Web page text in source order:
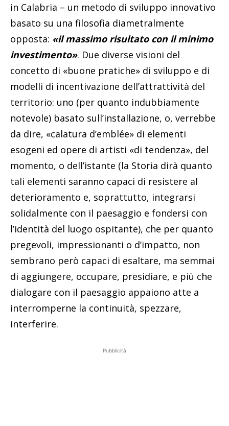
in Calabria – un metodo di sviluppo innovativo
basato su una filosofia diametralmente
opposta: «il massimo risultato con il minimo
investimento». Due diverse visioni del
concetto di «buone pratiche» di sviluppo e di
modelli di incentivazione dell’attrattività del
territorio: uno (per quanto indubbiamente
notevole) basato sull’installazione, o, verrebbe
da dire, «calatura d’emblée» di elementi
esogeni ed opere di artisti «di tendenza», del
momento, o dell’istante (la Storia dirà quanto
tali elementi saranno capaci di resistere al
deterioramento e, soprattutto, integrarsi
solidalmente con il paesaggio e fondersi con
l’identità del luogo ospitante), che per quanto
pregevoli, impressionanti o d’impatto, non
sembrano però capaci di esaltare, ma semmai
di aggiungere, occupare, presidiare, e più che
dialogare con il paesaggio appaiono atte a
interromperne la continuità, spezzare,
interferire.
Pubblicità